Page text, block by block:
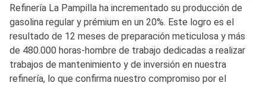
Refinería La Pampilla ha incrementado su producción de
gasolina regular y prémium en un 20%. Este logro es el
resultado de 12 meses de preparación meticulosa y más
de 480.000 horas-hombre de trabajo dedicadas a realizar
trabajos de mantenimiento y de inversión en nuestra
refinería, lo que confirma nuestro compromiso por el